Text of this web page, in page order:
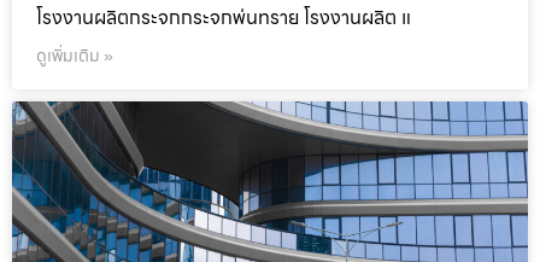
โรงงานผลิตกระจกกระจกพ่นทราย โรงงานผลิต แ
ดูเพิ่มเติม »